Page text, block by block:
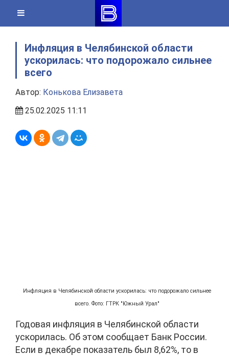
content
Инфляция в Челябинской области
ускорилась: что подорожало сильнее
всего
Автор: Конькова Елизавета
25.02.2025 11:11
Инфляция в Челябинской области ускорилась: что подорожало сильнее
всего. Фото: ГТРК "Южный Урал"
Годовая инфляция в Челябинской области
ускорилась. Об этом сообщает Банк России.
Если в декабре показатель был 8,62%, то в